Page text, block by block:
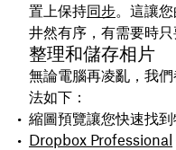
置上保持同步。這讓
井然有序，有需要時只
整理和儲存相片
無論電腦再凌亂，我
法如下：
縮圖預覽讓您快速找到
Dropbox Professional